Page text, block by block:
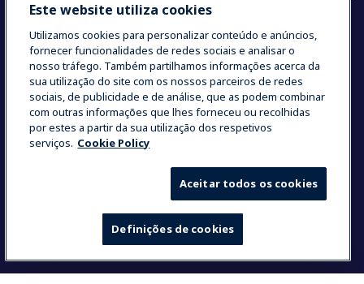
Corporativo
Nossa empresa em resumo
Investidores
Soluções sustentáveis
Nossas Soluções
Este website utiliza cookies
Utilizamos cookies para personalizar conteúdo e anúncios,
fornecer funcionalidades de redes sociais e analisar o
nosso tráfego. Também partilhamos informações acerca da
sua utilização do site com os nossos parceiros de redes
sociais, de publicidade e de análise, que as podem combinar
com outras informações que lhes forneceu ou recolhidas
por estes a partir da sua utilização dos respetivos
serviços. Cookie Policy
Aceitar todos os cookies
Definições de cookies